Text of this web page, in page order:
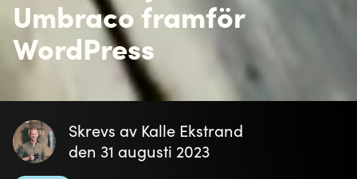
Integrering mot övriga system
Idag använder många företag flera system som
måste fungera tillsammans. Därför ställs också
krav på att valt CMS också ska vara en del i denna
kedja. De flesta företag och organisationer
använder Microsoft-baserad programvara för
CRM och affärssystem vilket gör att API-
integrationer blir enklare med Umbraco.
Möjligheten att skapa egna innehållstyper i